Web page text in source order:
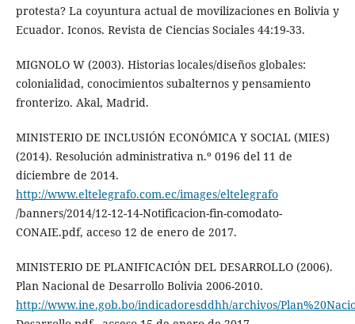
protesta? La coyuntura actual de movilizaciones en Bolivia y
Ecuador. Iconos. Revista de Ciencias Sociales 44:19-33.
MIGNOLO W (2003). Historias locales/diseños globales:
colonialidad, conocimientos subalternos y pensamiento
fronterizo. Akal, Madrid.
MINISTERIO DE INCLUSIÓN ECONÓMICA Y SOCIAL (MIES)
(2014). Resolución administrativa n.º 0196 del 11 de
diciembre de 2014.
http://www.eltelegrafo.com.ec/images/eltelegrafo
/banners/2014/12-12-14-Notificacion-fin-comodato-
CONAIE.pdf, acceso 12 de enero de 2017.
MINISTERIO DE PLANIFICACIÓN DEL DESARROLLO (2006).
Plan Nacional de Desarrollo Bolivia 2006-2010.
http://www.ine.gob.bo/indicadoresddhh/archivos/